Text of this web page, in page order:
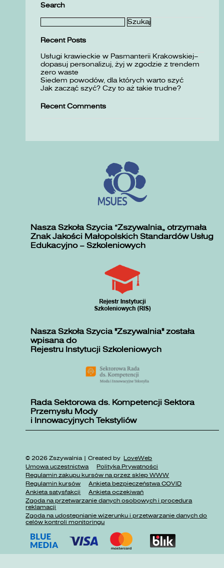
Search
Szukaj:
Recent Posts
Usługi krawieckie w Pasmanterii Krakowskiej–
dopasuj personalizuj, żyj w zgodzie z trendem
zero waste
Siedem powodów, dla których warto szyć
Jak zacząć szyć? Czy to aż takie trudne?
Recent Comments
Nasza Szkoła Szycia „Zszywalnia” otrzymała
Znak Jakości Małopolskich Standardów Usług
Edukacyjno – Szkoleniowych
Nasza Szkoła Szycia "Zszywalnia" została
wpisana do
Rejestru Instytucji Szkoleniowych
Rada Sektorowa ds. Kompetencji Sektora
Przemysłu Mody
i Innowacyjnych Tekstyliów
© 2026 Zszywalnia | Created by LoveWeb
Umowa uczestnictwa
Polityka Prywatności
Regulamin zakupu kursów na przez sklep WWW
Regulamin kursów
Ankieta bezpieczeństwa COVID
Ankieta satysfakcji
Ankieta oczekiwań
Zgoda na przetwarzanie danych osobowych i procedura
reklamacji
Zgoda na udostępnianie wizerunku i przetwarzanie danych do
celów kontroli monitoringu